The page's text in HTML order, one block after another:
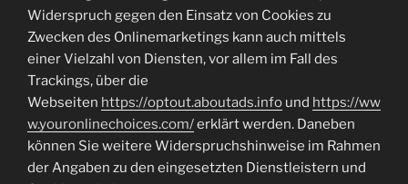
Widerspruch gegen den Einsatz von Cookies zu
Zwecken des Onlinemarketings kann auch mittels
einer Vielzahl von Diensten, vor allem im Fall des
Trackings, über die
Webseiten https://optout.aboutads.info und https://ww
w.youronlinechoices.com/erklärt werden. Daneben
können Sie weitere Widerspruchshinweise im Rahmen
der Angaben zu den eingesetzten Dienstleistern und